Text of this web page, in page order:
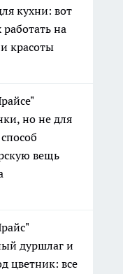
кухни: вот
работать на
красоты
но не для
вещь
дуршлаг и
цветник: все